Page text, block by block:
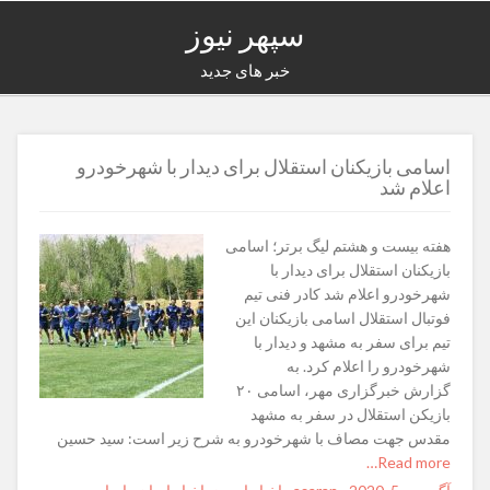
سپهر نیوز
خبر های جدید
اسامی بازیکنان استقلال برای دیدار با شهرخودرو
اعلام شد
هفته بیست و هشتم لیگ برتر؛ اسامی
بازیکنان استقلال برای دیدار با
شهرخودرو اعلام شد کادر فنی تیم
فوتبال استقلال اسامی بازیکنان این
تیم برای سفر به مشهد و دیدار با
شهرخودرو را اعلام کرد. به
گزارش خبرگزاری مهر، اسامی ۲۰
بازیکن استقلال در سفر به مشهد
مقدس جهت مصاف با شهرخودرو به شرح زیر است: سید حسین
Read more…